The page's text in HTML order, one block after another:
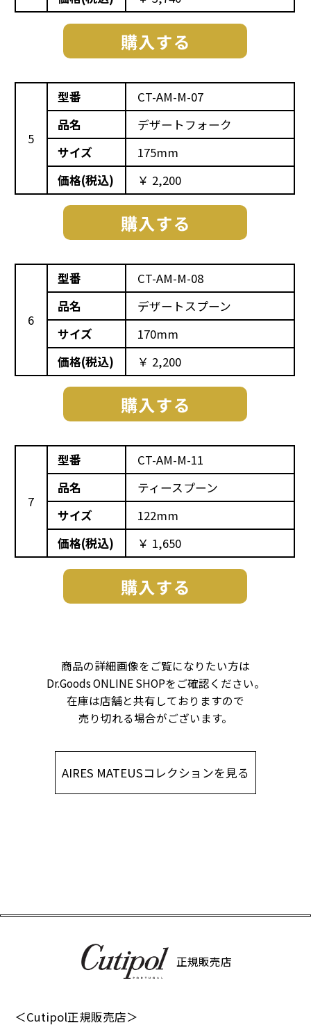
5
型番
CT-AM-M-07
品名
デザートフォーク
サイズ
175mm
価格(税込)
￥ 2,200
6
型番
CT-AM-M-08
品名
デザートスプーン
サイズ
170mm
価格(税込)
￥ 2,200
7
型番
CT-AM-M-11
品名
ティースプーン
サイズ
122mm
価格(税込)
￥ 1,650
商品の詳細画像をご覧になりたい方は
Dr.Goods ONLINE SHOPをご確認ください。
在庫は店舗と共有しておりますので
売り切れる場合がございます。
AIRES MATEUSコレクションを見る
正規販売店
＜Cutipol正規販売店＞